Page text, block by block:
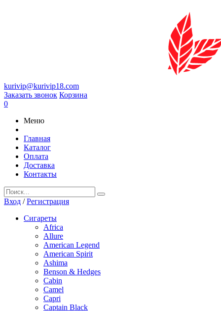
kurivip@kurivip18.com
Заказать звонок Корзина
0
Меню
Главная
Каталог
Оплата
Доставка
Контакты
Вход /Регистрация
Сигареты
Africa
Allure
American Legend
American Spirit
Ashima
Benson & Hedges
Cabin
Camel
Capri
Captain Black